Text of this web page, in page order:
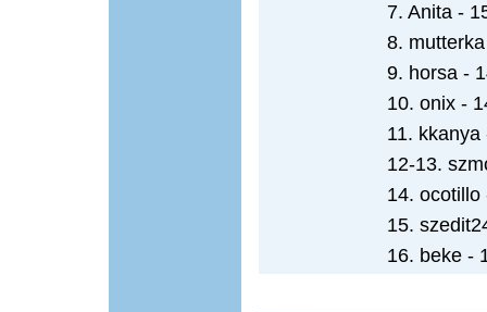
7. Anita -
8.
9. horsa -
10. onix -
11. kkanya
12-13.
14. ocotillo
15.
16. beke -